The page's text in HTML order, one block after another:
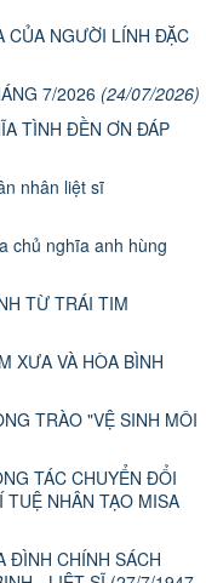
CỦA NGƯỜI LÍNH ĐẶC
7/2026 (24/07/2026)
TÌNH ĐỀN ƠN ĐÁP
nhân liệt sĩ
chủ nghĩa anh hùng
TỪ TRÁI TIM
XƯA VÀ HÒA BÌNH
TRÀO "VỆ SINH MÔI
TÁC CHUYỂN ĐỔI
NHÂN TẠO MISA
ĐÌNH CHÍNH SÁCH